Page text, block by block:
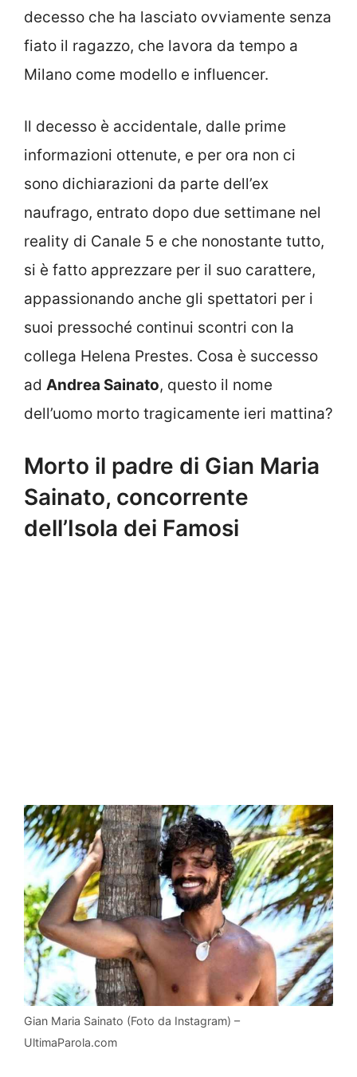
decesso che ha lasciato ovviamente senza
fiato il ragazzo, che lavora da tempo a
Milano come modello e influencer.
Il decesso è accidentale, dalle prime
informazioni ottenute, e per ora non ci
sono dichiarazioni da parte dell’ex
naufrago, entrato dopo due settimane nel
reality di Canale 5 e che nonostante tutto,
si è fatto apprezzare per il suo carattere,
appassionando anche gli spettatori per i
suoi pressoché continui scontri con la
collega Helena Prestes. Cosa è successo
ad Andrea Sainato, questo il nome
dell’uomo morto tragicamente ieri mattina?
Morto il padre di Gian Maria
Sainato, concorrente
dell’Isola dei Famosi
Gian Maria Sainato (Foto da Instagram) –
UltimaParola.com